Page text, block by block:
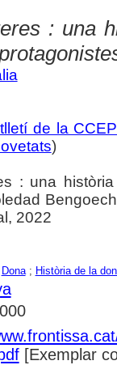
: una
de la
)
: una
2022
Dona; Història de la
[Exemplar